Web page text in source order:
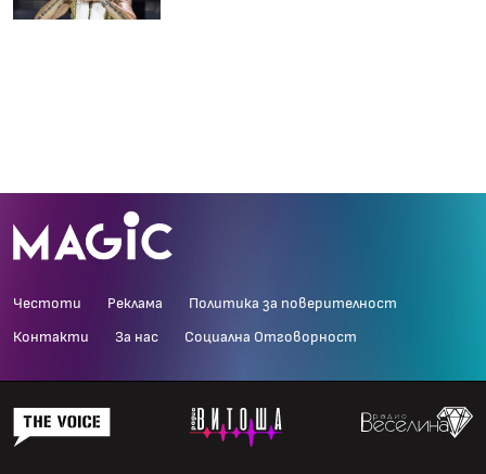
Честоти Реклама Политика за поверителност
Контакти За нас Социална Отговорност